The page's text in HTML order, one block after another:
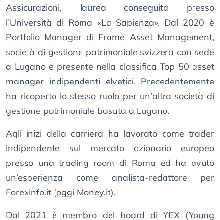
Assicurazioni, laurea conseguita presso
l’Università di Roma «La Sapienza». Dal 2020 è
Portfolio Manager di Frame Asset Management,
società di gestione patrimoniale svizzera con sede
a Lugano e presente nella classifica Top 50 asset
manager indipendenti elvetici. Precedentemente
ha ricoperto lo stesso ruolo per un’altra società di
gestione patrimoniale basata a Lugano.
Agli inizi della carriera ha lavorato come trader
indipendente sul mercato azionario europeo
presso una trading room di Roma ed ha avuto
un’esperienza come analista-redattore per
Forexinfo.it (oggi Money.it).
Dal 2021 è membro del board di YEX (Young